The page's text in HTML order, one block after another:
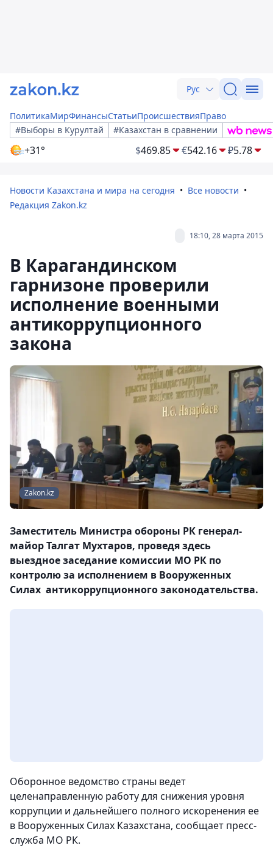
Рус
ПолитикаМирФинансыСтатьиПроисшествияПраво
#Выборы в Курултай
#Казахстан в сравнении
+31° $469.85 €542.16 ₽5.78
Новости Казахстана и мира на сегодня
Все новости
Редакция Zakon.kz
18:10, 28 марта 2015
В Карагандинском
гарнизоне проверили
исполнение военными
антикоррупционного
закона
Zakon.kz
Заместитель Министра обороны РК генерал-
майор Талгат Мухтаров, проведя здесь
выездное заседание комиссии МО РК по
контролю за исполнением в Вооруженных
Силах антикоррупционного законодательства.
Оборонное ведомство страны ведет
целенаправленную работу для снижения уровня
коррупции и дальнейшего полного искоренения ее
в Вооруженных Силах Казахстана, сообщает пресс-
служба МО РК.